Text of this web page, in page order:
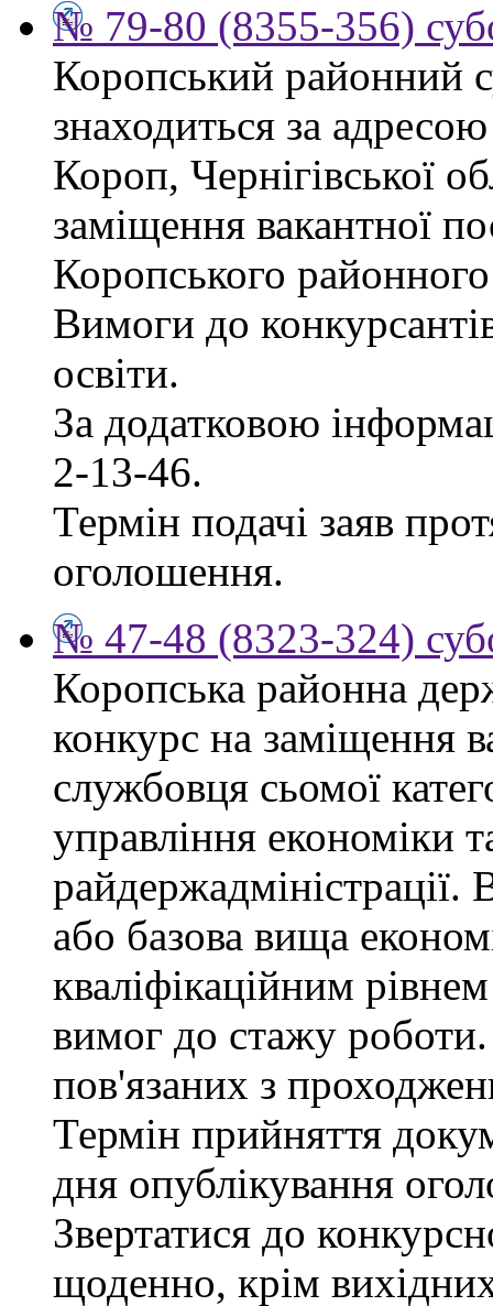
№ 79-80 (8355-356)
Коропський районний
знаходиться за
Короп, Чернігівської
заміщення вакантної
Коропського
Вимоги до
освіти.
За додатковою
2-13-46.
Термін подачі заяв
оголошення.
№ 47-48 (8323-324)
Коропська районна
конкурс на заміщення
службовця сьомої
управління економіки
або базова вища
кваліфікаційним
вимог до стажу
пов'язаних з
Термін прийняття
дня опублікування
Звертатися до
щоденно, крім